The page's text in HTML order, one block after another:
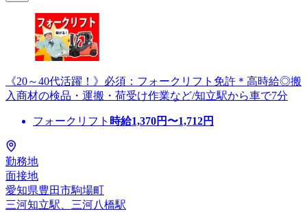
《20～40代活躍！》必須：フォークリフト免許＊高時給◎搬
入商材の検品・運搬・荷受け作業など/知立駅から車で7分
フォークリフト 時給1,370円〜1,712円
勤務地
面接地
愛知県豊田市駒場町
三河知立駅、三河八橋駅